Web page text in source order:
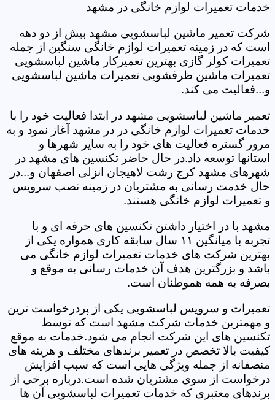
خدمات تعمیرات لوازم خانگی در مشهد
شرکت تعمیر ماشین لباسشویی مشهد بیش از دو دهه
است که در زمینه تعمیرات لوازم خانگی سنگین از جمله
تعمیرات کولر گازی بهترین تعمیرکار ماشین لباسشویی
تعمیرات ماشین ظرفشویی تعمیرات ماشین لباسشویی
و...فعالیت می کند.
تعمیر ماشین لباسشویی مشهد در ابتدا فعالیت خود را با
خدمات تعمیرات لوازم خانگی در در مشهد آغاز نمود و به
مرور گستره فعالیت های خود را به سایر شهرها و
استانها توسعه داد.در حال حاضر تکنسین های مشهد در
شهرهای مشهد کرج رشت لاهیجان انزلی اصفهان و...در
حال خدمت رسانی به مشتریان در زمینه نصب سرویس
و تعمیرات لوازم خانگی هستند.
مشهد با در اختیار داشتن تکنسین های حرفه ای و با
تجربه با میانگین ۱۱ سال سابقه کاری همواره یکی از
بهترین شرکت های خدمات تعمیرات لوازم خانگی می
باشد و بزرگترین هدف آن خدمات رسانی به موقع و
بصرفه به همه هموطنان است.
تعمیرات و سرویس لباسشویی یکی از پردرخواست ترین
و مهمترین خدمات شرکت مشهد است که توسط
تکنسین های این شرکت انجام می شود.خدمات به موقع
کیفیت بالا تخصص در تعمیر برندهای مختلف و هزینه های
منصفانه از جمله ویژگی هایی است که سبب افزایش
درخواست از سوی مشتریان شده است.درباره برخی از
برندهای معتبری که خدمات تعمیرات لباسشویی آن ها